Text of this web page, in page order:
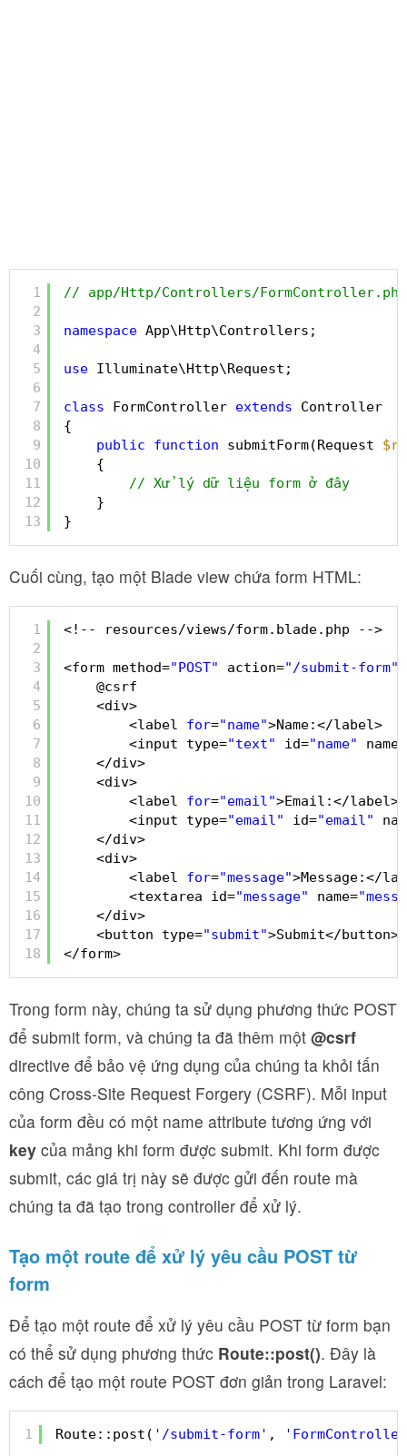
1
2
3
4
5
6
7
8
9
10
11
12
13
// app/Http/Controllers/FormController.php
namespace App\Http\Controllers;
use Illuminate\Http\Request;
class FormController extends
Controller
{
public
function submitForm(Request
{
// Xử lý dữ liệu form ở đây
}
}
Cuối cùng, tạo một Blade view chứa form HTML:
1
2
3
4
5
6
7
8
9
10
11
12
13
14
15
16
17
18
<!-- resources/views/form.blade.php -->
<form method="POST" action="/submit-form"
@csrf
<div>
<label for="name">Name:</label>
<input type="text" id="name"
name=
</div>
<div>
<label for="email">Email:</label>
<input type="email" id="email"
</div>
<div>
<label for="message">Message:</
<textarea id="message" name=
</div>
<button type="submit">Submit</button>
</form>
Trong form này, chúng ta sử dụng phương thức POST
để submit form, và chúng ta đã thêm một @csrf
directive để bảo vệ ứng dụng của chúng ta khỏi tấn
công Cross-Site Request Forgery (CSRF). Mỗi input
của form đều có một name attribute tương ứng với
key của mảng khi form được submit. Khi form được
submit, các giá trị này sẽ được gửi đến route mà
chúng ta đã tạo trong controller để xử lý.
Tạo một route để xử lý yêu cầu POST từ
form
Để tạo một route để xử lý yêu cầu POST từ form bạn
có thể sử dụng phương thức Route::post(). Đây là
cách để tạo một route POST đơn giản trong Laravel:
1 Route::post( '/submit-form' ,